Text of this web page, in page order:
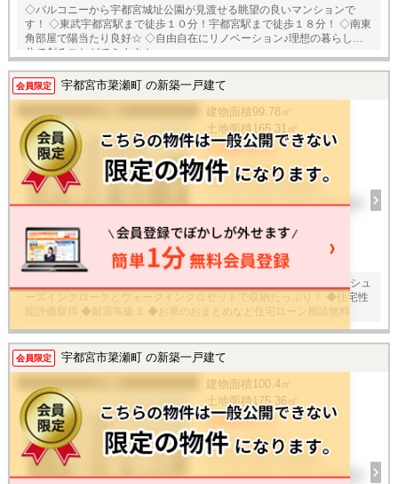
◇バルコニーから宇都宮城址公園が見渡せる眺望の良いマンションで
す！ ◇東武宇都宮駅まで徒歩１０分！宇都宮駅まで徒歩１８分！ ◇南東
角部屋で陽当たり良好☆ ◇自由自在にリノベーション♪理想の暮らしを自
分で創ることができます☆
会員限定 宇都宮市簗瀬町 の新築一戸建て
30
枚
建物面積 99.78㎡
土地面積165.31㎡
3,590万円
4LDK / 2026年
栃木県宇都宮市簗瀬町
ＪＲ東北本線 宇都宮 徒歩31分
◆車種によっては３台も可能！ ◆たくさん干せる２面バルコニー ◆シュ
ーズインクロークとウォークインクロゼットで収納たっぷり！ ◆住宅性
能評価取得 ◆耐震等級３ ◆お車のおまとめなど住宅ローン相談無料
会員限定 宇都宮市簗瀬町 の新築一戸建て
建物面積 100.4㎡
土地面積175.36㎡
3,690万円
4LDK / 2026年
栃木県宇都宮市簗瀬町
ＪＲ東北本線 宇都宮 徒歩31分